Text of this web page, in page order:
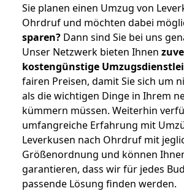
Sie planen einen Umzug von
Ohrdruf und möchten dabei
sparen? Dann sind Sie bei uns
Unser Netzwerk bieten Ihnen
kostengünstige
fairen Preisen, damit Sie sich um
als die wichtigen Dinge in Ihrem
kümmern müssen. Weiterhin
umfangreiche Erfahrung mit
Leverkusen nach Ohrdruf mit
Größenordnung und können
garantieren, dass wir für jedes
passende Lösung finden werden.